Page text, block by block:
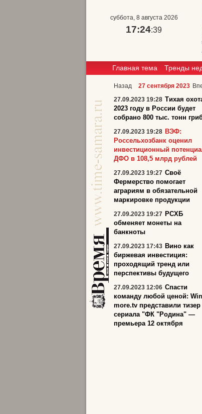
суббота, 8 августа 2026
17:24:39
Главная тема Тренды
Назад 27 сентября 2023
27.09.2023 19:28 Тихая
2023 году в России будет
собрано 800 тыс. тонн
27.09.2023 19:28 ВЭФ:
Россельхозбанк оценил
инвестиционный
ДФО в 108,5 млрд рублей
27.09.2023 19:27 Своё
Фермерство помогает
аграриям в обязательной
маркировке продукции
27.09.2023 19:27 РСХБ
обменяет монеты на
банкноты
27.09.2023 17:43 Вино как
биржевая инвестиция:
проходящий тренд или
перспективы будущего
27.09.2023 12:06 Спасти
команду любой ценой:
more.tv представили тизер
сериала "ФК "Родина" —
премьера 12 октября